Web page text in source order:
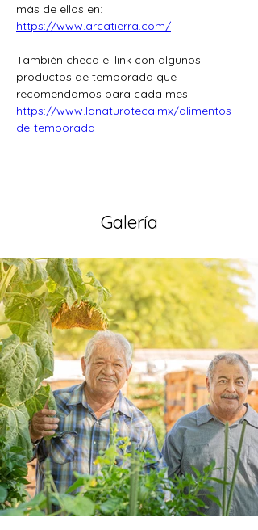
más de ellos en:
https://www.arcatierra.com/
También checa el link con algunos
productos de temporada que
recomendamos para cada mes:
https://www.lanaturoteca.mx/alimentos-
de-temporada
Galería